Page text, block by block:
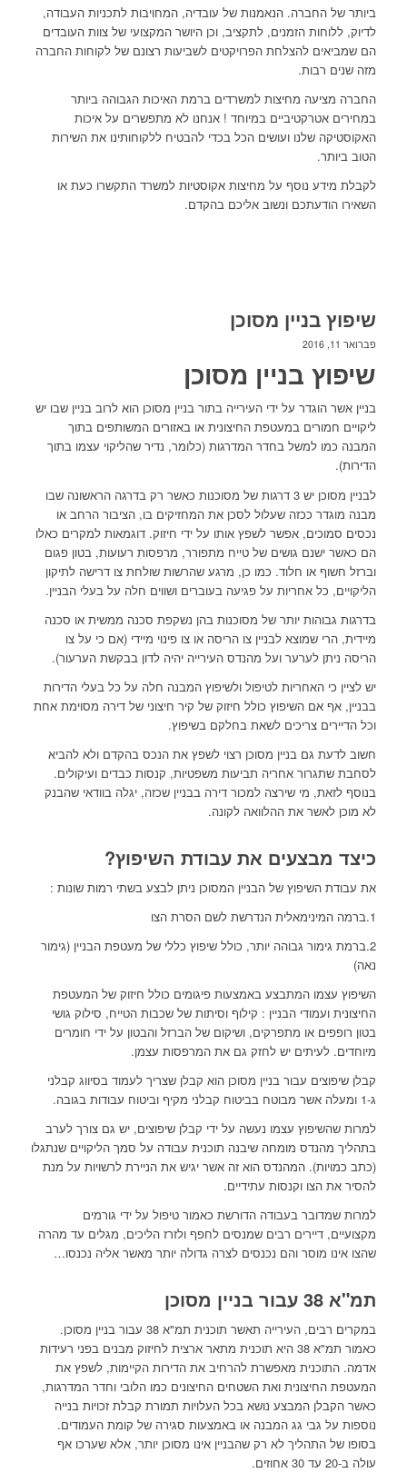
ביותר של החברה. הנאמנות של עובדיה, המחויבות לתכניות העבודה,
לדיוק, ללוחות הזמנים, לתקציב, וכן היושר המקצועי של צוות העובדים
הם שמביאים להצלחת הפרויקטים לשביעות רצונם של לקוחות החברה
מזה שנים רבות.
החברה מציעה מחיצות למשרדים ברמת האיכות הגבוהה ביותר
במחירים אטרקטיביים במיוחד ! אנחנו לא מתפשרים על איכות
האקוסטיקה שלנו ועושים הכל בכדי להבטיח ללקוחותינו את השירות
הטוב ביותר.
לקבלת מידע נוסף על מחיצות אקוסטיות למשרד התקשרו כעת או
השאירו הודעתכם ונשוב אליכם בהקדם.
שיפוץ בניין מסוכן
פברואר 11, 2016
שיפוץ בניין מסוכן
בניין אשר הוגדר על ידי העירייה בתור בניין מסוכן הוא לרוב בניין שבו יש
ליקויים חמורים במעטפת החיצונית או באזורים המשותפים בתוך
המבנה כמו למשל בחדר המדרגות (כלומר, נדיר שהליקוי עצמו בתוך
הדירות).
לבניין מסוכן יש 3 דרגות של מסוכנות כאשר רק בדרגה הראשונה שבו
מבנה מוגדר ככזה שעלול לסכן את המחזיקים בו, הציבור הרחב או
נכסים סמוכים, אפשר לשפץ אותו על ידי חיזוק. דוגמאות למקרים כאלו
הם כאשר ישנם גושים של טייח מתפורר, מרפסות רעועות, בטון פגום
וברזל חשוף או חלוד. כמו כן, מרגע שהרשות שולחת צו דרישה לתיקון
הליקויים, כל אחריות על פגיעה בעוברים ושווים חלה על בעלי הבניין.
בדרגות גבוהות יותר של מסוכנות בהן נשקפת סכנה ממשית או סכנה
מיידית, הרי שמוצא לבניין צו הריסה או צו פינוי מיידי (אם כי על צו
הריסה ניתן לערער ועל מהנדס העירייה יהיה לדון בבקשת הערעור).
יש לציין כי האחריות לטיפול ולשיפוץ המבנה חלה על כל בעלי הדירות
בבניין, אף אם השיפוץ כולל חיזוק של קיר חיצוני של דירה מסוימת אחת
וכל הדיירים צריכים לשאת בחלקם בשיפוץ.
חשוב לדעת גם בניין מסוכן רצוי לשפץ את הנכס בהקדם ולא להביא
לסחבת שתגרור אחריה תביעות משפטיות, קנסות כבדים ועיקולים.
בנוסף לזאת, מי שירצה למכור דירה בבניין שכזה, יגלה בוודאי שהבנק
לא מוכן לאשר את ההלוואה לקונה.
כיצד מבצעים את עבודת השיפוץ?
את עבודת השיפוץ של הבניין המסוכן ניתן לבצע בשתי רמות שונות :
1.ברמה המינימאלית הנדרשת לשם הסרת הצו
2.ברמת גימור גבוהה יותר, כולל שיפוץ כללי של מעטפת הבניין (גימור
נאה)
השיפוץ עצמו המתבצע באמצעות פיגומים כולל חיזוק של המעטפת
החיצונית ועמודי הבניין : קילוף וסיתות של שכבות הטייח, סילוק גושי
בטון רופפים או מתפרקים, ושיקום של הברזל והבטון על ידי חומרים
מיוחדים. לעיתים יש לחזק גם את המרפסות עצמן.
קבלן שיפוצים עבור בניין מסוכן הוא קבלן שצריך לעמוד בסיווג קבלני
ג-1 ומעלה אשר מבוטח בביטוח קבלני מקיף וביטוח עבודות בגובה.
למרות שהשיפוץ עצמו נעשה על ידי קבלן שיפוצים, יש גם צורך לערב
בתהליך מהנדס מומחה שיבנה תוכנית עבודה על סמך הליקויים שנתגלו
(כתב כמויות). המהנדס הוא זה אשר יגיש את הניירת לרשויות על מנת
להסיר את הצו וקנסות עתידיים.
למרות שמדובר בעבודה הדורשת כאמור טיפול על ידי גורמים
מקצועיים, דיירים רבים שמנסים לחפף ולזרז הליכים, מגלים עד מהרה
שהצו אינו מוסר והם נכנסים לצרה גדולה יותר מאשר אליה נכנסו…
תמ"א 38 עבור בניין מסוכן
במקרים רבים, העירייה תאשר תוכנית תמ"א 38 עבור בניין מסוכן.
כאמור תמ"א 38 היא תוכנית מתאר ארצית לחיזוק מבנים בפני רעידות
אדמה. התוכנית מאפשרת להרחיב את הדירות הקיימות, לשפץ את
המעטפת החיצונית ואת השטחים החיצונים כמו הלובי וחדר המדרגות,
כאשר הקבלן המבצע נושא בכל העלויות תמורת קבלת זכויות בנייה
נוספות על גבי גג המבנה או באמצעות סגירה של קומת העמודים.
בסופו של התהליך לא רק שהבניין אינו מסוכן יותר, אלא שערכו אף
עולה ב-20 עד 30 אחוזים.